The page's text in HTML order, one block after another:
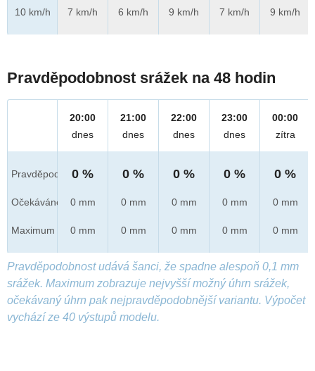
10 km/h
7 km/h
6 km/h
9 km/h
7 km/h
9 km/h
Pravděpodobnost srážek na 48 hodin
Pravděpod.
Očekáváno
Maximum
20:00
dnes
0 %
0 mm
0 mm
21:00
dnes
0 %
0 mm
0 mm
22:00
dnes
0 %
0 mm
0 mm
23:00
dnes
0 %
0 mm
0 mm
00:00
zítra
0 %
0 mm
0 mm
Pravděpodobnost udává šanci, že spadne alespoň 0,1 mm
srážek. Maximum zobrazuje nejvyšší možný úhrn srážek,
očekávaný úhrn pak nejpravděpodobnější variantu. Výpočet
vychází ze 40 výstupů modelu.